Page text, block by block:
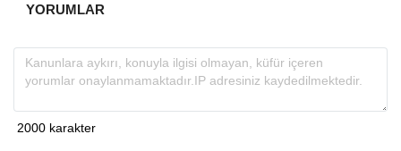
YORUMLAR